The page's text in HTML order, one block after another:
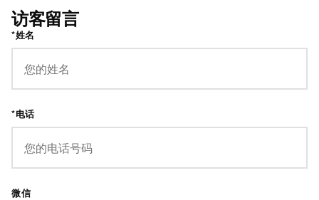
访客留言
*姓名
*电话
微信